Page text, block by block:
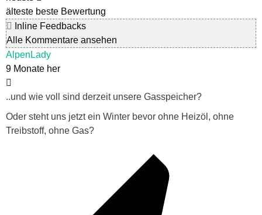
älteste beste Bewertung
Inline Feedbacks
Alle Kommentare ansehen
AlpenLady
9 Monate her
..und wie voll sind derzeit unsere Gasspeicher?
Oder steht uns jetzt ein Winter bevor ohne Heizöl, ohne
Treibstoff, ohne Gas?